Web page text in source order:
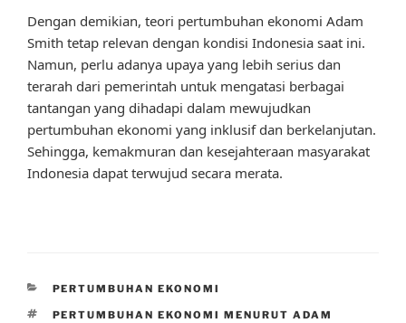
Dengan demikian, teori pertumbuhan ekonomi Adam
Smith tetap relevan dengan kondisi Indonesia saat ini.
Namun, perlu adanya upaya yang lebih serius dan
terarah dari pemerintah untuk mengatasi berbagai
tantangan yang dihadapi dalam mewujudkan
pertumbuhan ekonomi yang inklusif dan berkelanjutan.
Sehingga, kemakmuran dan kesejahteraan masyarakat
Indonesia dapat terwujud secara merata.
CATEGORIES
PERTUMBUHAN EKONOMI
TAGS
PERTUMBUHAN EKONOMI MENURUT ADAM